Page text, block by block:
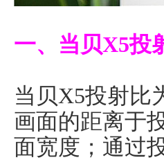
一、当贝X5投
当贝X5投射比
画面的距离于
面宽度；通过